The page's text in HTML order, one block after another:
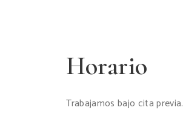
Horario
Trabajamos bajo cita previa.